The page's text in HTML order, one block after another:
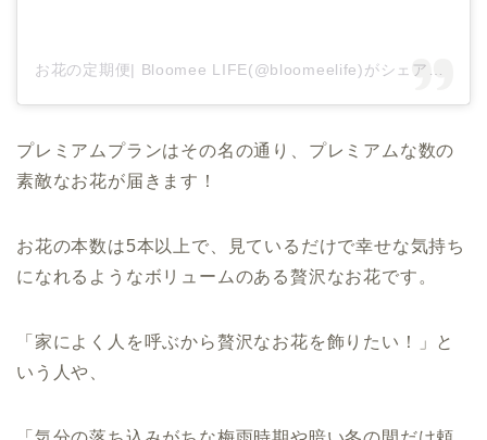
プレミアムプランはその名の通り、プレミアムな数の
素敵なお花が届きます！
お花の本数は5本以上で、見ているだけで幸せな気持ち
になれるようなボリュームのある贅沢なお花です。
「家によく人を呼ぶから贅沢なお花を飾りたい！」と
いう人や、